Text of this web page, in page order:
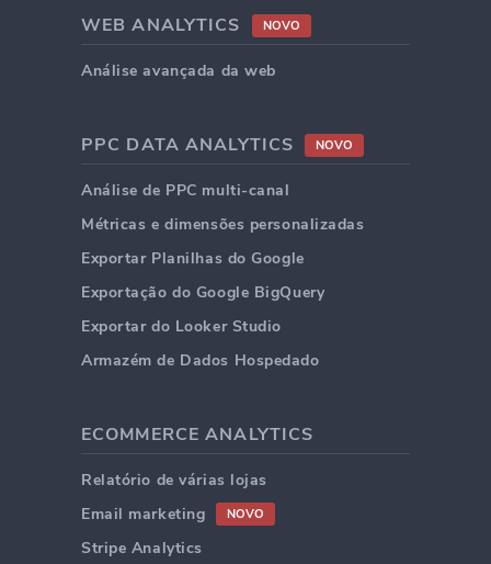
WEB ANALYTICS NOVO
Análise avançada da web
PPC DATA ANALYTICS NOVO
Análise de PPC multi-canal
Métricas e dimensões personalizadas
Exportar Planilhas do Google
Exportação do Google BigQuery
Exportar do Looker Studio
Armazém de Dados Hospedado
ECOMMERCE ANALYTICS
Relatório de várias lojas
Email marketing
NOVO
Stripe Analytics